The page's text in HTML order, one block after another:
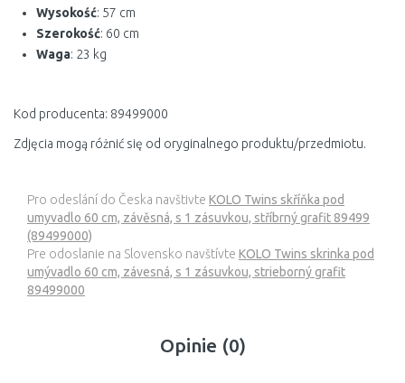
Wysokość: 57 cm
Szerokość: 60 cm
Waga: 23 kg
Kod producenta: 89499000
Zdjęcia mogą różnić się od oryginalnego produktu/przedmiotu.
Pro odeslání do Česka navštivte KOLO Twins skříňka pod
umyvadlo 60 cm, závěsná, s 1 zásuvkou, stříbrný grafit 89499
(89499000)
Pre odoslanie na Slovensko navštívte KOLO Twins skrinka pod
umývadlo 60 cm, závesná, s 1 zásuvkou, strieborný grafit
89499000
Opinie (0)